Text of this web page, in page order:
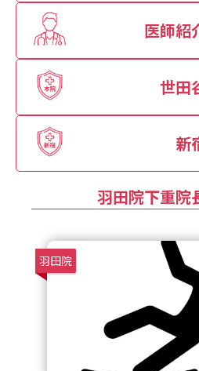
医師紹
世田
新
羽田院下重院
羽田院